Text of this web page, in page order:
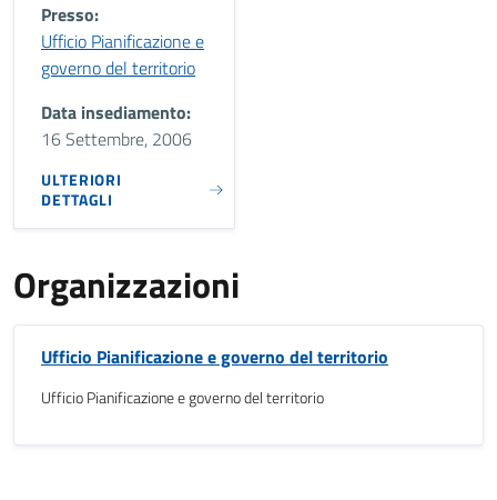
Presso:
Ufficio Pianificazione e
governo del territorio
Data insediamento:
16 Settembre, 2006
ULTERIORI
DETTAGLI
Organizzazioni
Ufficio Pianificazione e governo del territorio
Ufficio Pianificazione e governo del territorio